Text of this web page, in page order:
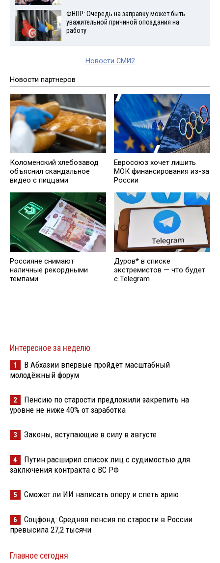
ФНПР: Очередь на заправку может быть
уважительной причиной опоздания на
работу
Новости СМИ2
Новости партнеров
Коломенский хлебозавод
объяснил скандальное
видео с пиццами
Евросоюз хочет лишить
МОК финансирования из-за
России
Россияне снимают
наличные рекордными
темпами
Дуров* в списке
экстремистов — что будет
с Telegram
Интересное за неделю
1
В Абхазии впервые пройдёт масштабный
молодёжный форум
2
Пенсию по старости предложили закрепить на
уровне не ниже 40% от заработка
3 Законы, вступающие в силу в августе
4
Путин расширил список лиц с судимостью для
заключения контракта с ВС РФ
5 Сможет ли ИИ написать оперу и спеть арию
6
Соцфонд: Средняя пенсия по старости в России
превысила 27,2 тысячи
Главное сегодня